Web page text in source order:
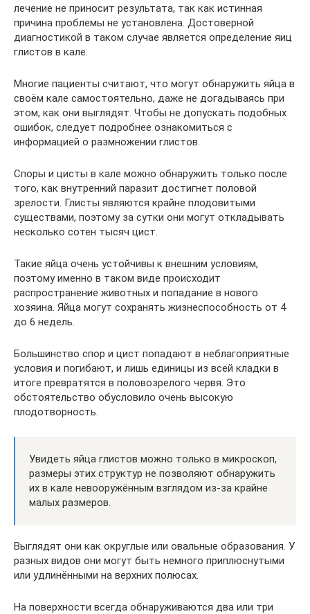
лечение не приносит результата, так как истинная
причина проблемы не установлена. Достоверной
диагностикой в таком случае является определение яиц
глистов в кале.
Многие пациенты считают, что могут обнаружить яйца в
своём кале самостоятельно, даже не догадываясь при
этом, как они выглядят. Чтобы не допускать подобных
ошибок, следует подробнее ознакомиться с
информацией о размножении глистов.
Споры и цисты в кале можно обнаружить только после
того, как внутренний паразит достигнет половой
зрелости. Глисты являются крайне плодовитыми
существами, поэтому за сутки они могут откладывать
несколько сотен тысяч цист.
Такие яйца очень устойчивы к внешним условиям,
поэтому именно в таком виде происходит
распространение животных и попадание в нового
хозяина. Яйца могут сохранять жизнеспособность от 4
до 6 недель.
Большинство спор и цист попадают в неблагоприятные
условия и погибают, и лишь единицы из всей кладки в
итоге превратятся в половозрелого червя. Это
обстоятельство обусловило очень высокую
плодотворность.
Увидеть яйца глистов можно только в микроскоп,
размеры этих структур не позволяют обнаружить
их в кале невооружённым взглядом из-за крайне
малых размеров.
Выглядят они как округлые или овальные образования. У
разных видов они могут быть немного приплюснутыми
или удлинёнными на верхних полюсах.
На поверхности всегда обнаруживаются два или три